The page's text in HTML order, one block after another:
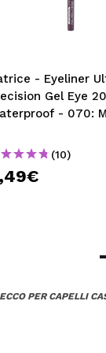
volume alle
Consiglieresti
|
- Eyeliner
Gel Eye
- 070:
(10)
PER CAPELLI